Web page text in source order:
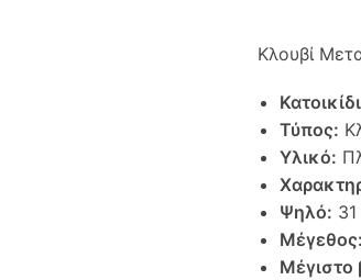
Κλουβί
Τύπος:
Υλικό:
Ψηλό:
Μέγεθος:
Μέγιστο